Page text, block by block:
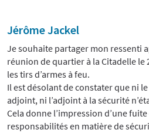
Jérôme Jackel
Je souhaite partager mon ressenti
réunion de quartier à la Citadelle le
les tirs d’armes à feu.
Il est désolant de constater que ni
adjoint, ni l’adjoint à la sécurité
Cela donne l’impression d’une
responsabilités en matière de